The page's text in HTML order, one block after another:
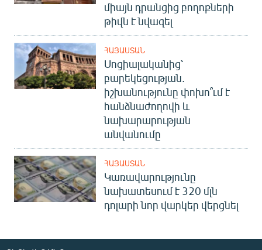
միայն դրանցից բողոքների
թիվն է նվազել
ՀԱՅԱՍՏԱՆ
Սոցիալականից՝
բարեկեցության.
իշխանությունը փոխո՞ւմ է
հանձնաժողովի և
նախարարության
անվանումը
ՀԱՅԱՍՏԱՆ
Կառավարությունը
նախատեսում է 320 մլն
դոլարի նոր վարկեր վերցնել